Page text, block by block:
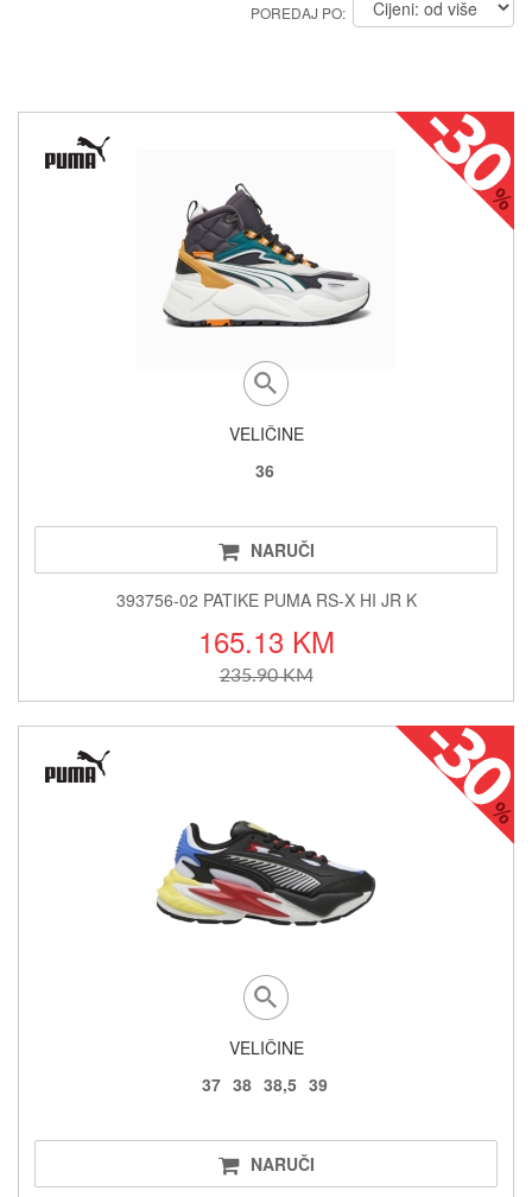
POREDAJ PO:
VELIČINE
36
NARUČI
393756-02 PATIKE PUMA RS-X HI JR K
165.13 KM
235.90 KM
VELIČINE
37 38 38,5 39
NARUČI